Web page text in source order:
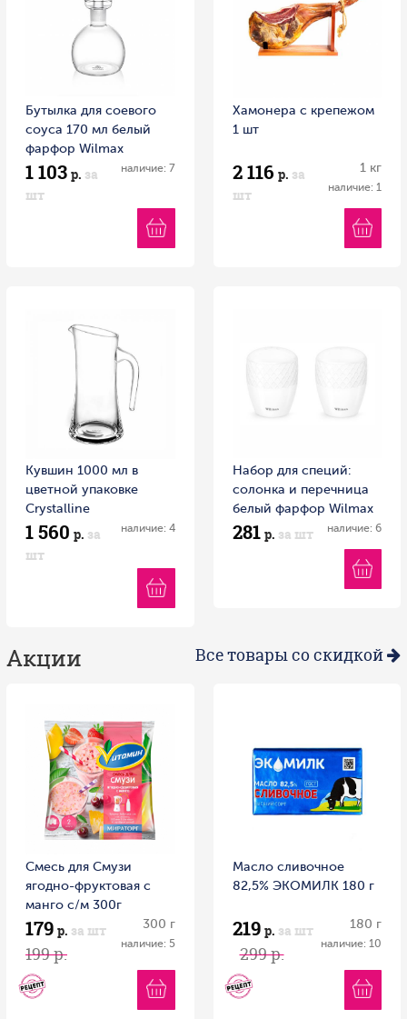
Бутылка для соевого
соуса 170 мл белый
фарфор Wilmax
1 103 р. за
шт
наличие: 7
Хамонера с крепежом
1 шт
2 116 р. за
шт
1 кг
наличие: 1
Кувшин 1000 мл в
цветной упаковке
Crystalline
1 560 р. за
шт
наличие: 4
Набор для специй:
солонка и перечница
белый фарфор Wilmax
281 р. за шт наличие: 6
Акции Все товары со скидкой
Смесь для Смузи
ягодно-фруктовая с
манго с/м 300г
Витамин
179 р. за шт
199 р.
300 г
наличие: 5
Масло сливочное
82,5% ЭКОМИЛК 180 г
219 р. за шт
299 р.
180 г
наличие: 10